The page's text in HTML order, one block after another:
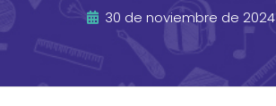
30 de noviembre de 2024